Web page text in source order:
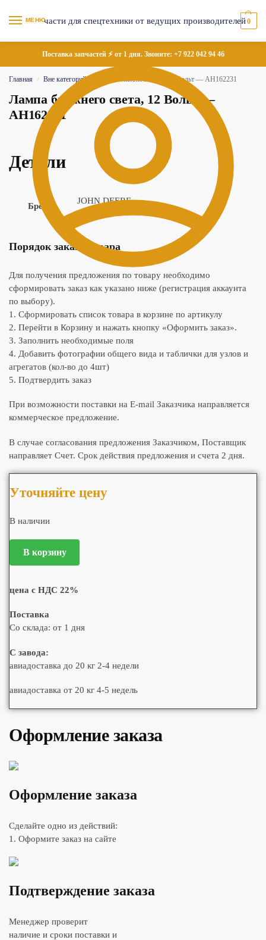
МЕНЮ 0
Поставка запчастей ⚡ от 1 дня. Звоните: +7 922 042 94 46
Главная / Вне категорий Лампа ближнего света, 12 Вольт — AH162231
Лампа ближнего света, 12 Вольт —
AH162231
Детали
Бренд
JOHN DEERE
Порядок заказа товара
Для получения предложения по товару необходимо
сформировать заказ как указано ниже (регистрация аккаунта
по выбору).
1. Сформировать список товара в корзине по артикулу
2. Перейти в Корзину и нажать кнопку «Оформить заказ».
3. Заполнить необходимые поля
4. Добавить фотографии общего вида и таблички для узлов и
агрегатов (кол-во до 4шт)
5. Подтвердить заказ
При возможности поставки на E-mail Заказчика направляется
коммерческое предложение.
В случае согласования предложения Заказчиком, Поставщик
направляет Счет. Срок действия предложения и счета 2 дня.
Уточняйте цену
В наличии
В корзину
цена с НДС 22%
Поставка
Со склада: от 1 дня
С завода:
авиадоставка до 20 кг 2-4 недели
авиадоставка от 20 кг 4-5 недель
Оформление заказа
Оформление заказа
Сделайте одно из действий:
1. Оформите заказ на сайте
Подтверждение заказа
Менеджер проверит
наличие и сроки поставки и